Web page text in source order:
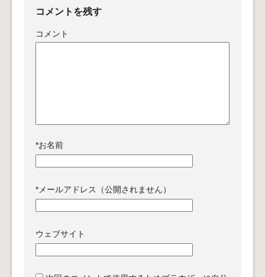
コメントを残す
コメント
*お名前
* メールアドレス（公開されません）
ウェブサイト